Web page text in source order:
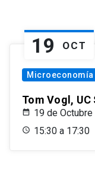
19 OCT
Microeconomía
Tom Vogl, UC
19 de
15:30 a 17:30